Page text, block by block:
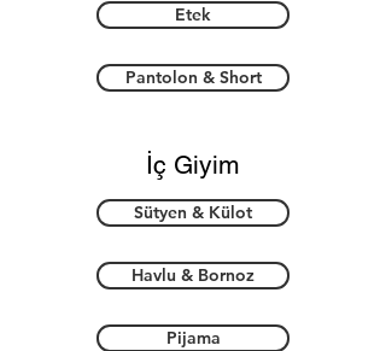
Etek
Pantolon & Short
İç Giyim
Sütyen & Külot
Havlu & Bornoz
Pijama